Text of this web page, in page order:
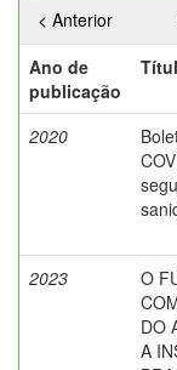
< Anterior
Ano de
publicação
2020
2023
O
DO
A